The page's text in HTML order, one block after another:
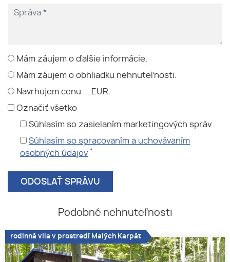
Mám záujem o ďalšie informácie.
Mám záujem o obhliadku nehnuteľnosti.
Navrhujem cenu ... EUR.
Označiť všetko
Súhlasím so zasielaním marketingových správ
Súhlasím so spracovaním a uchovávaním
osobných údajov *
Podobné nehnuteľnosti
rodinná vila v prostredí Malých Karpát